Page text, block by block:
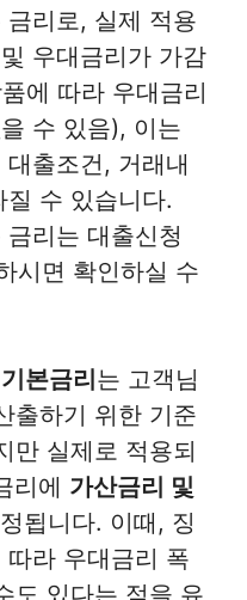
리로, 실제 적용
우대금리가 가감
에 따라 우대금리
수 있음), 이는
출조건, 거래내
수 있습니다.
리는 대출신청
시면 확인하실 수
기본금리는 고객님
출하기 위한 기준
만 실제로 적용되
리에 가산금리 및
됩니다. 이때, 징
라 우대금리 폭
도 있다는 점을 유